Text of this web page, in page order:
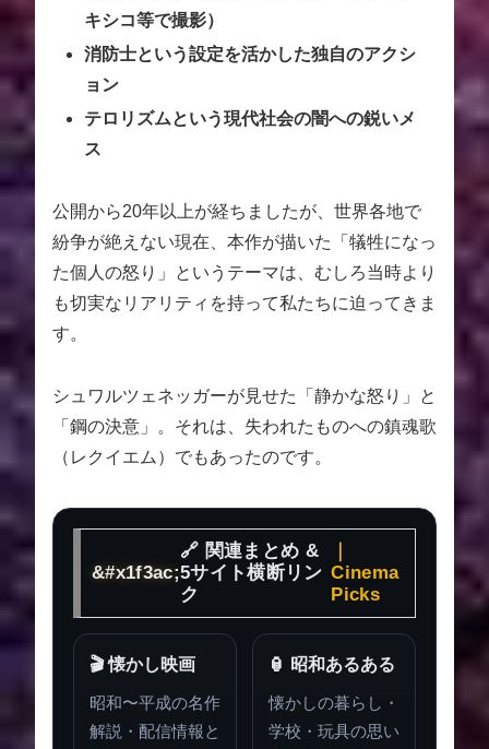
キシコ等で撮影）
消防士という設定を活かした独自のアクシ
ョン
テロリズムという現代社会の闇への鋭いメ
ス
公開から20年以上が経ちましたが、世界各地で
紛争が絶えない現在、本作が描いた「犠牲になっ
た個人の怒り」というテーマは、むしろ当時より
も切実なリアリティを持って私たちに迫ってきま
す。
シュワルツェネッガーが見せた「静かな怒り」と
「鋼の決意」。それは、失われたものへの鎮魂歌
（レクイエム）でもあったのです。
🔗 関連まとめ &
5サイト横断リン
ク
Cinema
Picks
🎬 懐かし映画
昭和〜平成の名作
解説・配信情報と
🏮 昭和あるある
懐かしの暮らし・
学校・玩具の思い